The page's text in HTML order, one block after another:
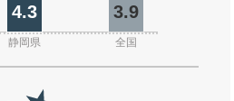
4.3 3.9
静岡県 全国